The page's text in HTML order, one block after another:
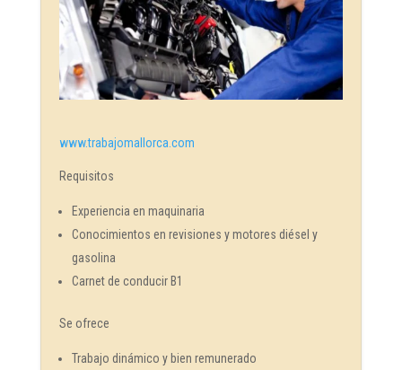
www.trabajomallorca.com
Requisitos
Experiencia en maquinaria
Conocimientos en revisiones y motores diésel y
gasolina
Carnet de conducir B1
Se ofrece
Trabajo dinámico y bien remunerado